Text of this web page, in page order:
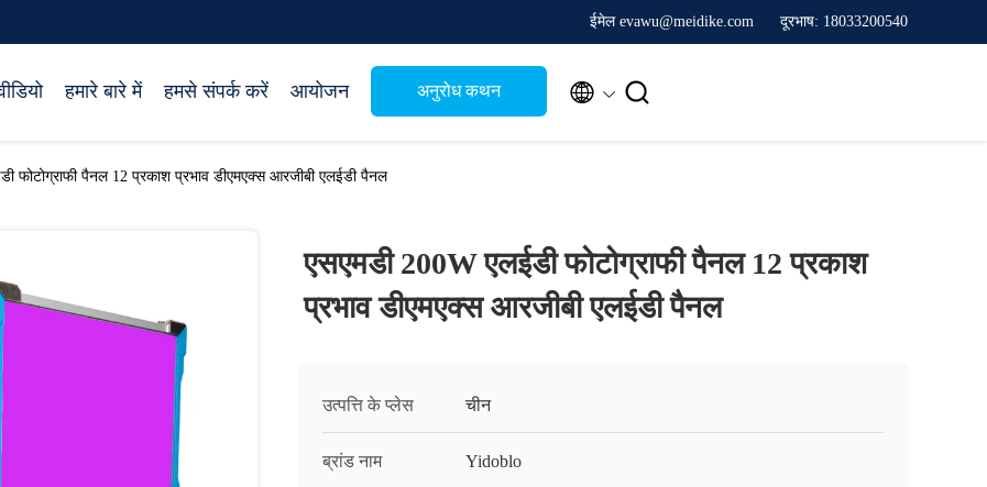
ईमेल evawu@meidike.com दूरभाष: 18033200540
हमारे बारे में हमसे संपर्क करें आयोजन अनुरोध कथन  
फोटोग्राफी पैनल 12 प्रकाश प्रभाव डीएमएक्स आरजीबी एलईडी पैनल
एसएमडी 200W एलईडी फोटोग्राफी पैनल 12 प्रकाश
प्रभाव डीएमएक्स आरजीबी एलईडी पैनल
उत्पत्ति के प्लेस चीन
ब्रांड नाम Yidoblo